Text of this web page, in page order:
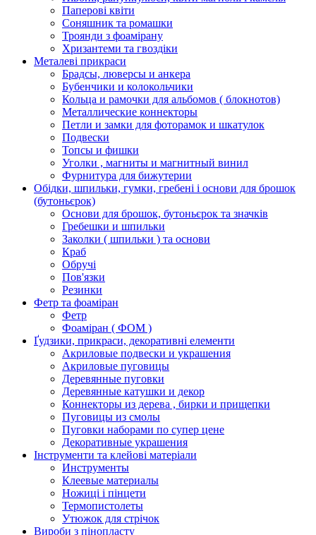
Паперові квіти
Соняшник та ромашки
Троянди з фоамірану
Хризантеми та гвоздіки
Металеві прикраси
Брадсы, люверсы и анкера
Бубенчики и колокольчики
Кольца и рамочки для альбомов ( блокнотов)
Металлические коннекторы
Петли и замки для фоторамок и шкатулок
Подвески
Топсы и фишки
Уголки , магниты и магнитный винил
Фурнитура для бижутерии
Обідки, шпильки, гумки, гребені і основи для брошок
(бутоньєрок)
Основи для брошок, бутоньєрок та значків
Гребешки и шпильки
Заколки ( шпильки ) та основи
Краб
Обручі
Пов'язки
Резинки
Фетр та фоаміран
Фетр
Фоаміран ( ФОМ )
Ґудзики, прикраси, декоративні елементи
Акриловые подвески и украшения
Акриловые пуговицы
Деревянные пуговки
Деревянные катушки и декор
Коннекторы из дерева , бирки и прищепки
Пуговицы из смолы
Пуговки наборами по супер цене
Декоративные украшения
Інструменти та клейові матеріали
Инструменты
Клеевые материалы
Ножиці і пінцети
Термопистолеты
Утюжок для стрічок
Вироби з пінопласту